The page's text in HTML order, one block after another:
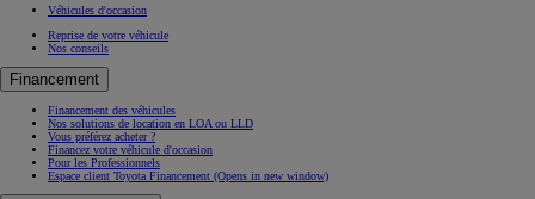
Véhicules d'occasion
Reprise de votre véhicule
Nos conseils
Financement
Financement des véhicules
Nos solutions de location en LOA ou LLD
Vous préférez acheter ?
Financez votre véhicule d'occasion
Pour les Professionnels
Espace client Toyota Financement (Opens in new window)